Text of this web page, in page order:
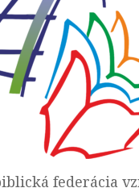
federácia